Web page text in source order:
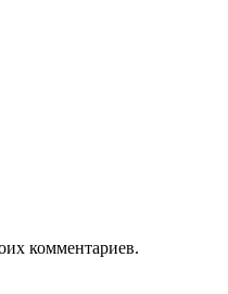
комментариев.